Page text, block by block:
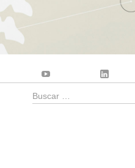
Buscar